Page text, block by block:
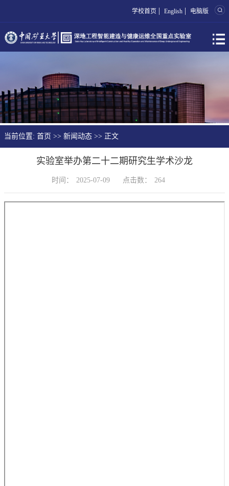
学校首页 | English | 电脑版
当前位置: 首页 >> 新闻动态 >> 正文
实验室举办第二十二期研究生学术沙龙
时间： 2025-07-09 点击数： 264